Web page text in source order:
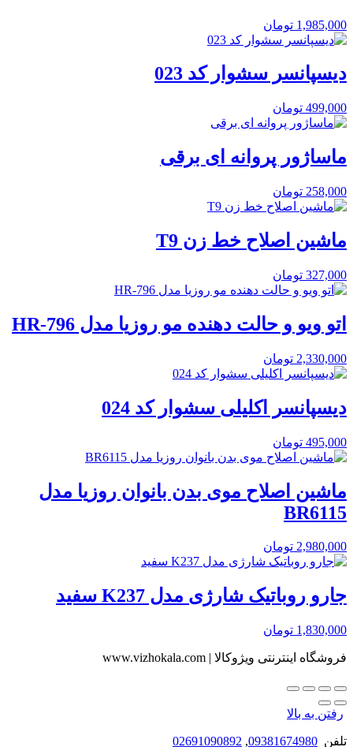
1,985,000 تومان
دیسپانسر سشوار کد 023
499,000 تومان
ماساژور پروانه ای برقی
258,000 تومان
ماشین اصلاح خط زن T9
327,000 تومان
اتو ویو و حالت دهنده مو روزیا مدل HR-796
2,330,000 تومان
دیسپانسر اکلیلی سشوار کد 024
495,000 تومان
ماشین اصلاح موی بدن بانوان روزیا مدل
BR6115
2,980,000 تومان
جارو روباتیک شارژی مدل K237 سفید
1,830,000 تومان
فروشگاه اینترنتی ویژوکالا | www.vizhokala.com
رفتن به بالا
تلفن 09381674980
,
02691090892